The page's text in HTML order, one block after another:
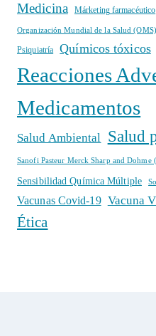
Medicina Márketing farmacéutico
Organización Mundial de la Salud (OMS)
Psiquiatría Químicos tóxicos
Reacciones
Medicamentos
Salud Ambiental Salud
Sanofi Pasteur Merck Sharp and Dohme
Sensibilidad Química Múltiple
Vacunas Covid-19 Vacuna
Ética